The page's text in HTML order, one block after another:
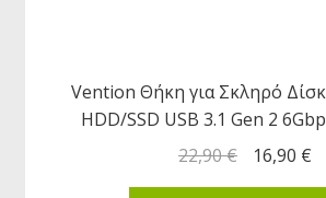
Vention Θήκη για Σκληρό
HDD/SSD USB 3.1 Gen 2
22,90€ 16,90 €